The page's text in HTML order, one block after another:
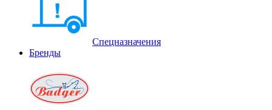
Спецназначения
Бренды